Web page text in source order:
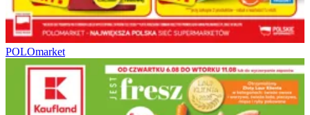
POLOmarket